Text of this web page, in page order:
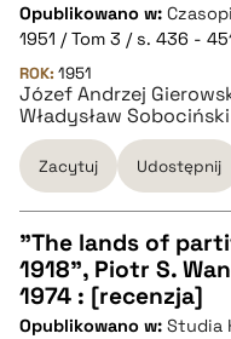
pobierz cytat
BIBTEX
pobierz cytat
Opublikowano w:
1951 / Tom 3 / s. 436 -
ROK: 1951
Józef Andrzej
Władysław Sobociński
Zacytuj Udostępnij
CZYSTY TEKST
"The lands of
1918", Piotr S.
1974 : [recenzja]
Opublikowano w: Studia